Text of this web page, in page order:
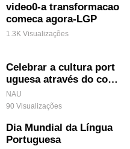
video0-a transformacao
comeca agora-LGP
1.3K Visualizações
Celebrar a cultura port
uguesa através do conh
ecimento (legendado)
NAU
90 Visualizações
Dia Mundial da Língua
Portuguesa